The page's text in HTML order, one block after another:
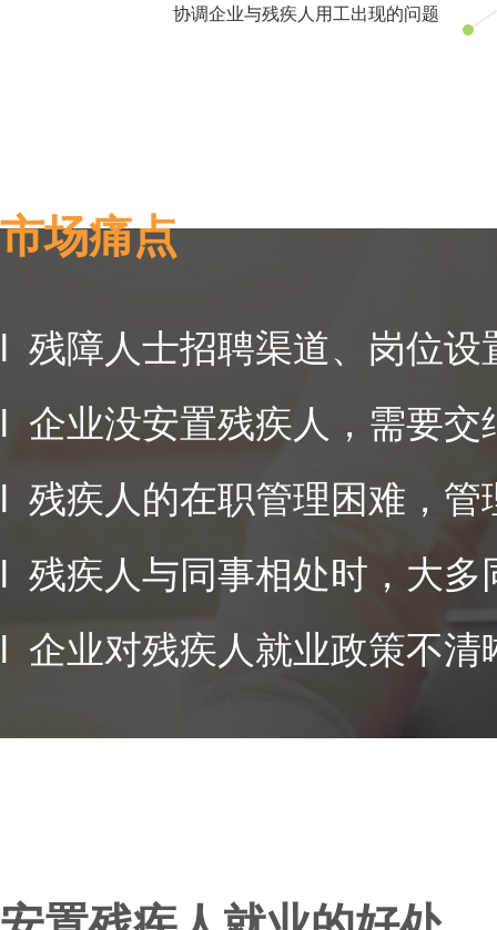
协调企业与残疾人用工出现的问题
市场痛点
l 残障人士招聘渠道、岗位设
l 企业没安置残疾人，需要交
l 残疾人的在职管理困难，管
l 残疾人与同事相处时，大多
l 企业对残疾人就业政策不清